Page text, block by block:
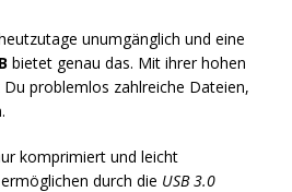
unumgänglich und eine
bietet genau das. Mit ihrer hohen
problemlos zahlreiche Dateien,
komprimiert und leicht
durch die USB 3.0